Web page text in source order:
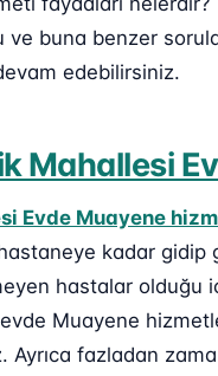
ve buna benzer
edebilirsiniz.
Mahallesi
Evde Muayene
kadar gidip
hastalar olduğu
Muayene
Ayrıca fazladan